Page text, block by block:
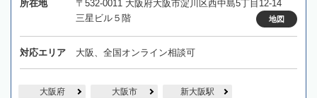
所在地
〒532-0011 大阪府大阪市淀川区西中島5丁目12-14
三星ビル５階
地図
対応エリア 大阪、全国オンライン相談可
大阪府 大阪市 新大阪駅